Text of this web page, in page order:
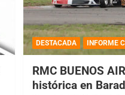
DESTACADA INFORME
RMC BUENOS
histórica en